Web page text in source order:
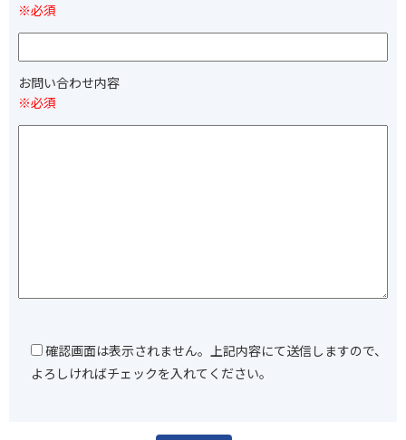
※必須
お問い合わせ内容
※必須
確認画面は表示されません。上記内容にて送信しますので、
よろしければチェックを入れてください。